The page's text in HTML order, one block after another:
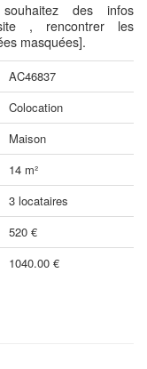
des infos
, rencontrer les
masquées].
AC46837
Colocation
Maison
14 m²
3 locataires
520 €
1040.00 €